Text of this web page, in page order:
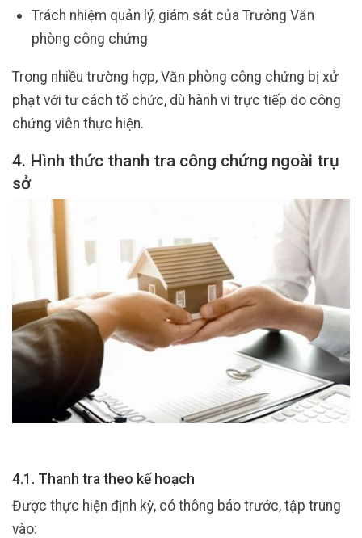
Trách nhiệm quản lý, giám sát của Trưởng Văn
phòng công chứng
Trong nhiều trường hợp, Văn phòng công chứng bị xử
phạt với tư cách tổ chức, dù hành vi trực tiếp do công
chứng viên thực hiện.
4. Hình thức thanh tra công chứng ngoài trụ
sở
4.1. Thanh tra theo kế hoạch
Được thực hiện định kỳ, có thông báo trước, tập trung
vào: